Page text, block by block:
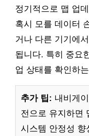
정기적으로 맵 업
혹시 모를 데이터
거나 다른 기기에
됩니다. 특히 중요
업 상태를 확인하
추가 팁: 내비게
전으로 유지하면
시스템 안정성 향